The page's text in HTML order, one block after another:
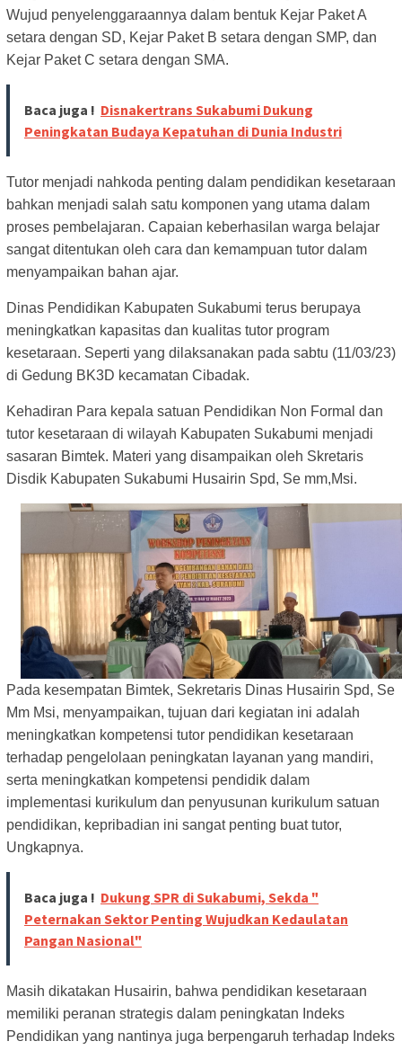
Wujud penyelenggaraannya dalam bentuk Kejar Paket A
setara dengan SD, Kejar Paket B setara dengan SMP, dan
Kejar Paket C setara dengan SMA.
Baca juga ! Disnakertrans Sukabumi Dukung
Peningkatan Budaya Kepatuhan di Dunia Industri
Tutor menjadi nahkoda penting dalam pendidikan kesetaraan
bahkan menjadi salah satu komponen yang utama dalam
proses pembelajaran. Capaian keberhasilan warga belajar
sangat ditentukan oleh cara dan kemampuan tutor dalam
menyampaikan bahan ajar.
Dinas Pendidikan Kabupaten Sukabumi terus berupaya
meningkatkan kapasitas dan kualitas tutor program
kesetaraan. Seperti yang dilaksanakan pada sabtu (11/03/23)
di Gedung BK3D kecamatan Cibadak.
Kehadiran Para kepala satuan Pendidikan Non Formal dan
tutor kesetaraan di wilayah Kabupaten Sukabumi menjadi
sasaran Bimtek. Materi yang disampaikan oleh Skretaris
Disdik Kabupaten Sukabumi Husairin Spd, Se mm,Msi.
Pada kesempatan Bimtek, Sekretaris Dinas Husairin Spd, Se
Mm Msi, menyampaikan, tujuan dari kegiatan ini adalah
meningkatkan kompetensi tutor pendidikan kesetaraan
terhadap pengelolaan peningkatan layanan yang mandiri,
serta meningkatkan kompetensi pendidik dalam
implementasi kurikulum dan penyusunan kurikulum satuan
pendidikan, kepribadian ini sangat penting buat tutor,
Ungkapnya.
Baca juga ! Dukung SPR di Sukabumi, Sekda "
Peternakan Sektor Penting Wujudkan Kedaulatan
Pangan Nasional"
Masih dikatakan Husairin, bahwa pendidikan kesetaraan
memiliki peranan strategis dalam peningkatan Indeks
Pendidikan yang nantinya juga berpengaruh terhadap Indeks